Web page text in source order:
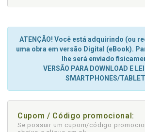
ATENÇÃO! Você está adquirindo (ou
uma obra em versão Digital (eBook).
lhe será enviado
VERSÃO PARA DOWNLOAD E
SMARTPHONES/
Cupom / Código promocional:
Se possuir um cupom/código